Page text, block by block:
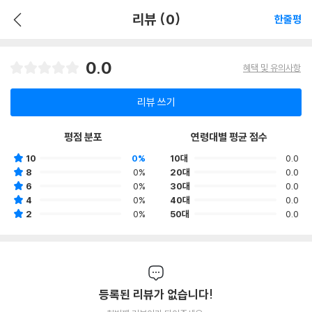
리뷰 (0) 한줄평
0.0 혜택 및 유의사항
리뷰 쓰기
평점 분포
10
0%
8
0%
6
0%
4
0%
2
0%
연령대별 평균 점수
10대
0.0
20대
0.0
30대
0.0
40대
0.0
50대
0.0
등록된 리뷰가 없습니다!